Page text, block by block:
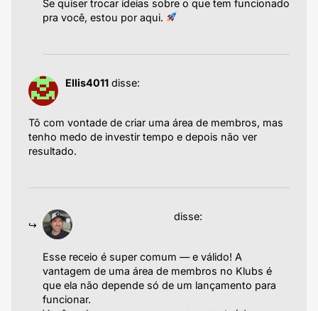
Se quiser trocar ideias sobre o que tem funcionado
pra você, estou por aqui.
Ellis4011 disse:
Tô com vontade de criar uma área de membros, mas
tenho medo de investir tempo e depois não ver
resultado.
disse:
Esse receio é super comum — e válido! A
vantagem de uma área de membros no Klubs é
que ela não depende só de um lançamento para
funcionar.